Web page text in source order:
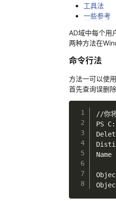
工具法
一些参考
AD域中每个用
两种方法在
命令行法
方法一可以使用
首先查询误删
//你将
PS C: